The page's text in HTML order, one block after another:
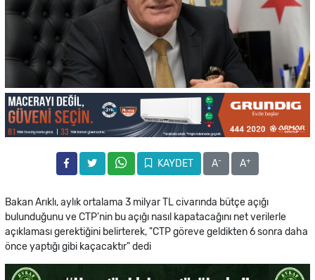
KAYDET A- A+
Bakan Arıklı, aylık ortalama 3 milyar TL civarında bütçe açığı
bulunduğunu ve CTP’nin bu açığı nasıl kapatacağını net verilerle
açıklaması gerektiğini belirterek, "CTP göreve geldikten 6 sonra daha
önce yaptığı gibi kaçacaktır" dedi